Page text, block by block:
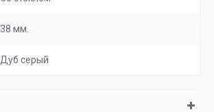
38 мм.
Дуб серый